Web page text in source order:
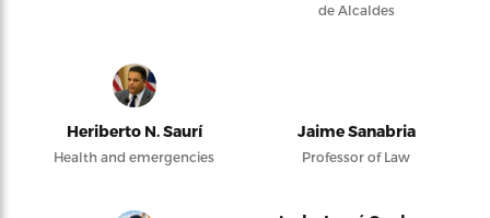
de Alcaldes
Heriberto N. Saurí
Health and emergencies
Jaime Sanabria
Professor of Law